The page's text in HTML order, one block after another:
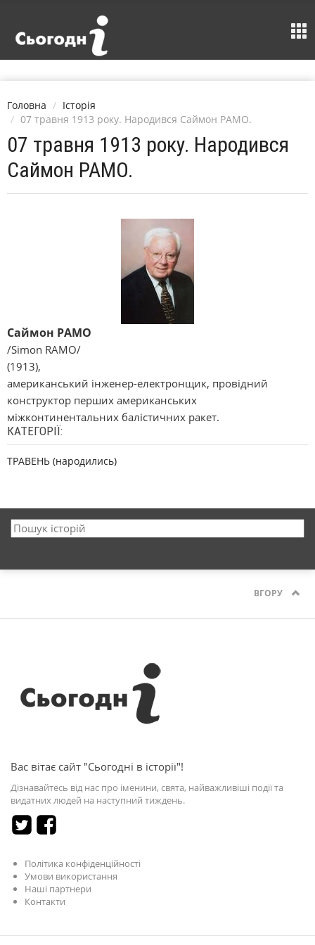
Головна
Історія
07 травня 1913 року. Народився Саймон РАМО.
07 травня 1913 року. Народився
Саймон РАМО.
Саймон РАМО
/Simon RAMO/
(1913),
американський інженер-електронщик, провідний
конструктор перших американських
міжконтинентальних балістичних ракет.
КАТЕГОРІЇ:
ТРАВЕНЬ (народились)
ВГОРУ
Вас вітає сайт "Сьогодні в історії"!
Дізнавайтесь від нас про іменини, свята, найважливіші події та
видатних людей на наступний тиждень.
Політика конфіденційності
Умови використання
Наші партнери
Контакти